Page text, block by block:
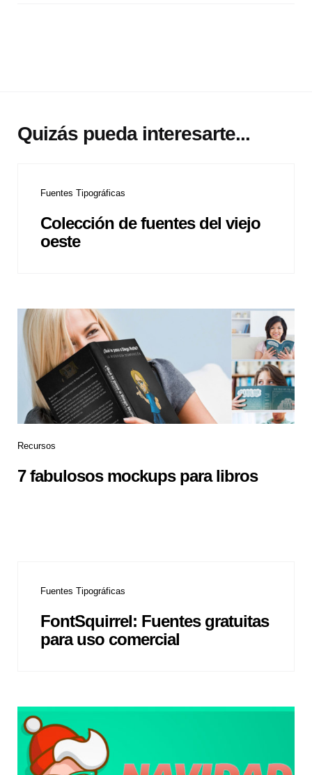
Quizás pueda interesarte...
Fuentes Tipográficas
Colección de fuentes del viejo
oeste
Recursos
7 fabulosos mockups para libros
Fuentes Tipográficas
FontSquirrel: Fuentes gratuitas
para uso comercial